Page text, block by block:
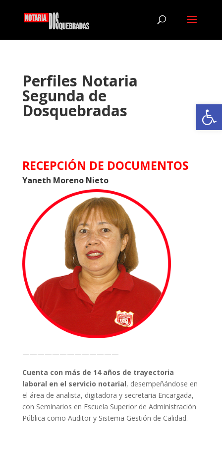
Perfiles Notaria
Segunda de
Dosquebradas
RECEPCIÓN DE DOCUMENTOS
Yaneth Moreno Nieto
—————————————
Cuenta con más de 14 años de trayectoria
laboral en el servicio notarial, desempeñándose en
el área de analista, digitadora y secretaria Encargada,
con Seminarios en Escuela Superior de Administración
Pública como Auditor y Sistema Gestión de Calidad.